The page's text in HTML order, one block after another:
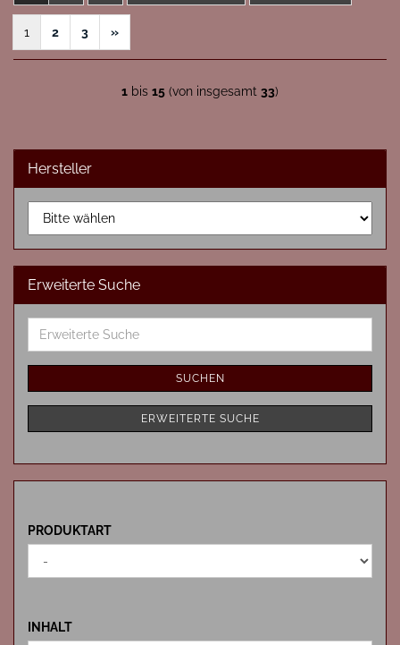
1 2 3 »
1 bis 15 (von insgesamt 33)
Hersteller
Erweiterte Suche
Erweiterte
Suche
SUCHEN
ERWEITERTE SUCHE
PRODUKTART
PRODUKTART
INHALT
INHALT